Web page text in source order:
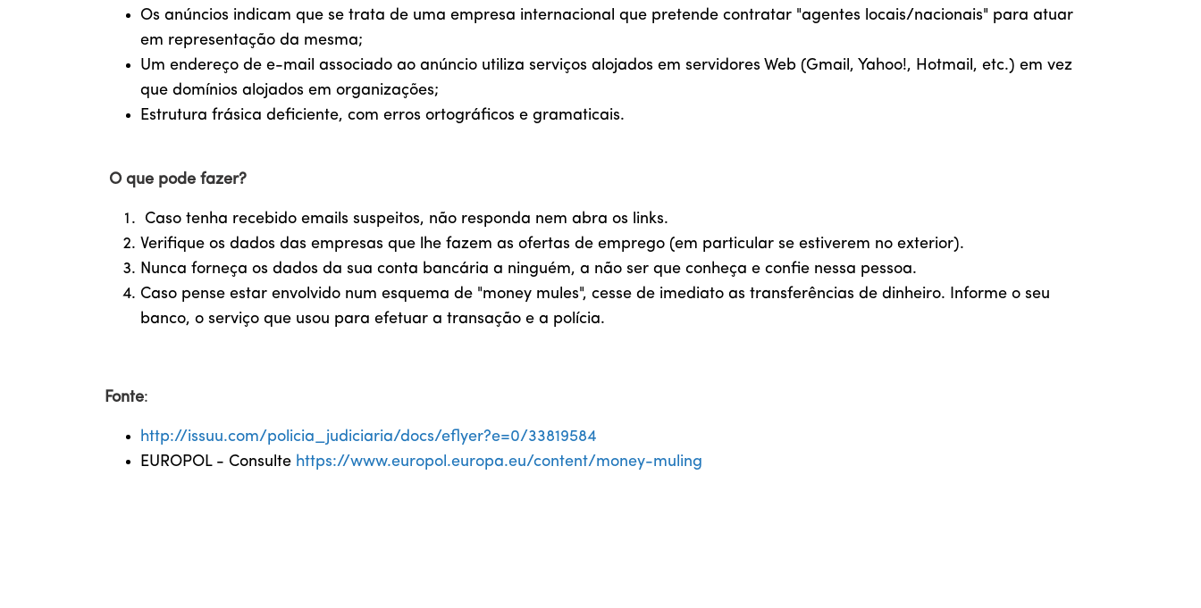
Os anúncios indicam que se trata de uma empresa internacional que pretende contratar "agentes locais/nacionais" para atuar
em representação da mesma;
Um endereço de e-mail associado ao anúncio utiliza serviços alojados em servidores Web (Gmail, Yahoo!, Hotmail, etc.) em vez
que domínios alojados em organizações;
Estrutura frásica deficiente, com erros ortográficos e gramaticais.
O que pode fazer?
Caso tenha recebido emails suspeitos, não responda nem abra os links.
Verifique os dados das empresas que lhe fazem as ofertas de emprego (em particular se estiverem no exterior).
Nunca forneça os dados da sua conta bancária a ninguém, a não ser que conheça e confie nessa pessoa.
Caso pense estar envolvido num esquema de "money mules", cesse de imediato as transferências de dinheiro. Informe o seu
banco, o serviço que usou para efetuar a transação e a polícia.
Fonte:
http://issuu.com/policia_judiciaria/docs/eflyer?e=0/33819584
EUROPOL - Consulte https://www.europol.europa.eu/content/money-muling